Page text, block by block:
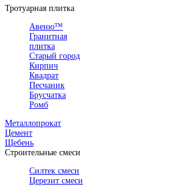
Тротуарная плитка
Авеню™
Гранитная
плитка
Старый город
Кирпич
Квадрат
Песчаник
Брусчатка
Ромб
Металлопрокат
Цемент
Щебень
Строительные смеси
Силтек смеси
Церезит смеси